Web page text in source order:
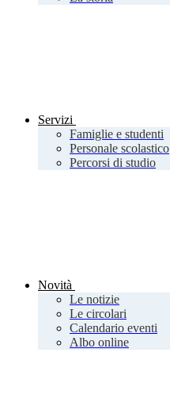
Servizi
Famiglie e studenti
Personale scolastico
Percorsi di studio
Novità
Le notizie
Le circolari
Calendario eventi
Albo online